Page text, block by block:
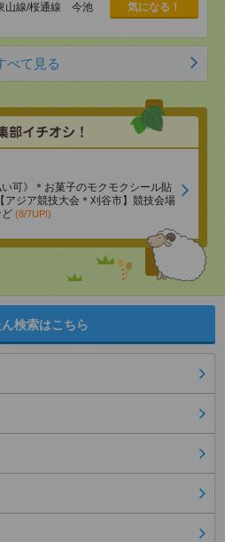
山線/桜通線 今池
気になる！
べて見る
い可》＊お菓子のモクモクシール貼
アジア競技大会＊刈谷市】競技会場
(8/7UP!)
検索はこちら